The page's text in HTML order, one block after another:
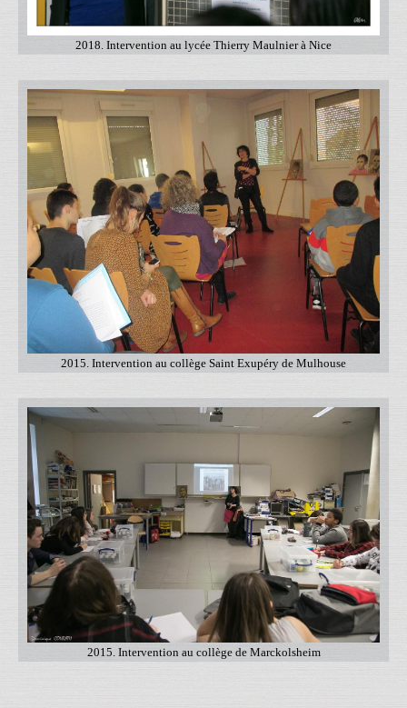
2018. Intervention au lycée Thierry Maulnier à Nice
2015. Intervention au collège Saint Exupéry de Mulhouse
2015. Intervention au collège de Marckolsheim